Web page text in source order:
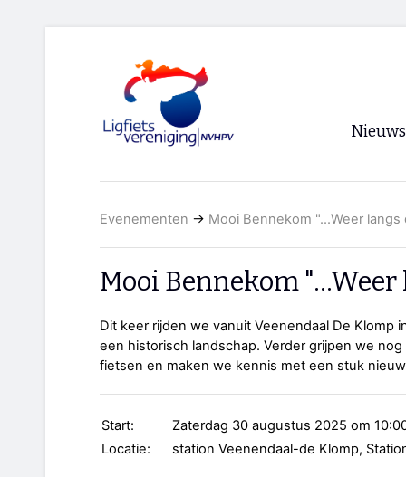
Nieuws
Evenementen → Mooi Bennekom "...Weer langs
Mooi Bennekom
Dit keer rijden we vanuit Veenendaal De Klomp
een historisch landschap. Verder grijpen we
fietsen en maken we kennis met een stuk
Start:
Zaterdag 30 augustus 2025 om
Locatie:
station Veenendaal-de Klomp,